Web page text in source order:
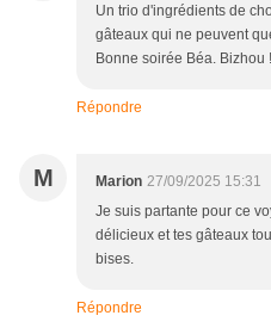
Un trio d'ingrédients de
gâteaux qui ne peuvent
Bonne soirée Béa. Bizhou
Répondre
M Marion 27/09/2025 15:31
Je suis partante pour ce
délicieux et tes gâteaux
bises.
Répondre